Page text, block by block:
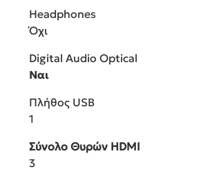
Headphones
Όχι
Digital Audio Optical
Ναι
Πλήθος USB
1
Σύνολο Θυρών HDMI
3